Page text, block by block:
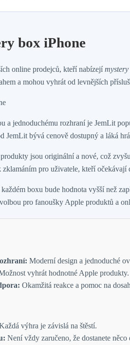
box iPhone
online prodejců, kteří nabízejí
a mohou vyhrát od levnějších
a jednoduchému rozhraní je JemLit
JemLit bývá cenově dostupný a láká
jsou originální a nové, což
pro uživatele, kteří očekávají
boxu bude hodnota vyšší než
pro fanoušky Apple produktů a
Moderní design a jednoduché
vyhrát hodnotné Apple produkty.
Okamžitá reakce a pomoc na
výhra je závislá na štěstí.
Není vždy zaručeno, že dostanete něco